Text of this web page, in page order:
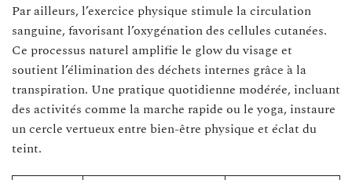
Par ailleurs, l’exercice physique stimule la circulation
sanguine, favorisant l’oxygénation des cellules cutanées.
Ce processus naturel amplifie le glow du visage et
soutient l’élimination des déchets internes grâce à la
transpiration. Une pratique quotidienne modérée, incluant
des activités comme la marche rapide ou le yoga, instaure
un cercle vertueux entre bien-être physique et éclat du
teint.